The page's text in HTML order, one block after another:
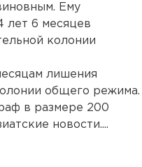
Ему
лет 6 месяцев
колонии
лишения
общего режима.
в размере 200
новости....